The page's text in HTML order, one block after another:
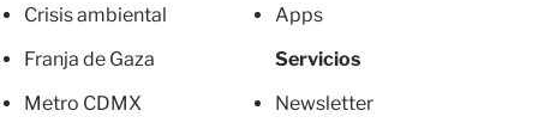
Crisis ambiental
Franja de Gaza
Metro CDMX
Apps
Servicios
Newsletter